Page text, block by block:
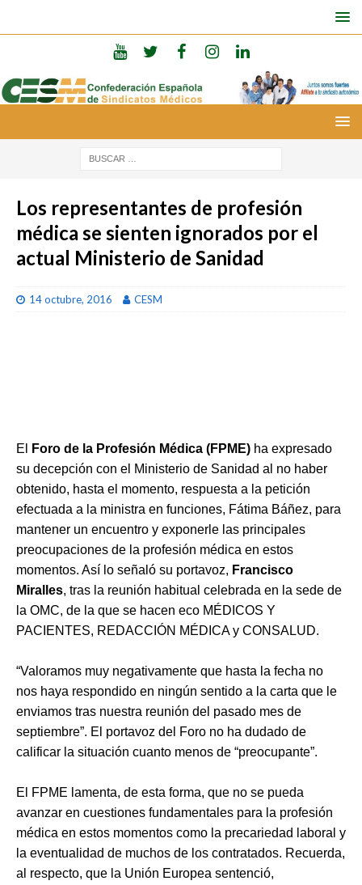
Los representantes de profesión
médica se sienten ignorados por el
actual Ministerio de Sanidad
14 octubre, 2016 CESM
El Foro de la Profesión Médica (FPME) ha expresado
su decepción con el Ministerio de Sanidad al no haber
obtenido, hasta el momento, respuesta a la petición
efectuada a la ministra en funciones, Fátima Báñez, para
mantener un encuentro y exponerle las principales
preocupaciones de la profesión médica en estos
momentos. Así lo señaló su portavoz, Francisco
Miralles, tras la reunión habitual celebrada en la sede de
la OMC, de la que se hacen eco MÉDICOS Y
PACIENTES, REDACCIÓN MÉDICA y CONSALUD.
“Valoramos muy negativamente que hasta la fecha no
nos haya respondido en ningún sentido a la carta que le
enviamos tras nuestra reunión del pasado mes de
septiembre”. El portavoz del Foro no ha dudado de
calificar la situación cuanto menos de “preocupante”.
El FPME lamenta, de esta forma, que no se pueda
avanzar en cuestiones fundamentales para la profesión
médica en estos momentos como la precariedad laboral y
la eventualidad de muchos de los contratados. Recuerda,
al respecto, que la Unión Europea sentenció,